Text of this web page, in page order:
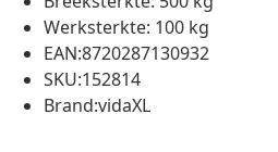
Werksterkte: 100 kg
EAN:8720287130932
SKU:152814
Brand:vidaXL